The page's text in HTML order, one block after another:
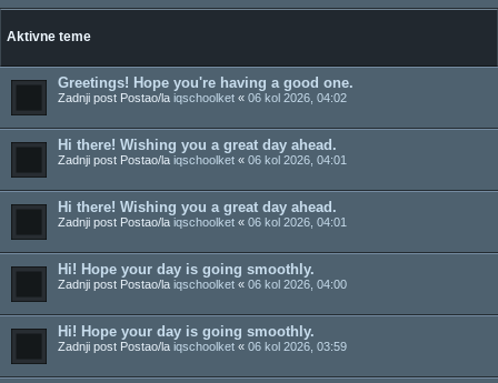
Aktivne teme
Greetings! Hope you're having a good one.
Zadnji post Postao/la iqschoolket « 06 kol 2026, 04:02
Hi there! Wishing you a great day ahead.
Zadnji post Postao/la iqschoolket « 06 kol 2026, 04:01
Hi there! Wishing you a great day ahead.
Zadnji post Postao/la iqschoolket « 06 kol 2026, 04:01
Hi! Hope your day is going smoothly.
Zadnji post Postao/la iqschoolket « 06 kol 2026, 04:00
Hi! Hope your day is going smoothly.
Zadnji post Postao/la iqschoolket « 06 kol 2026, 03:59